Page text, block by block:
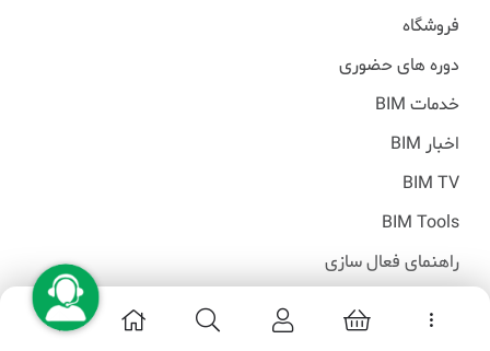
فروشگاه
دوره های حضوری
خدمات BIM
اخبار BIM
BIM TV
BIM Tools
راهنمای فعال سازی
تمامی حقوق مادی و معنوی این وبسایت محفوظ است